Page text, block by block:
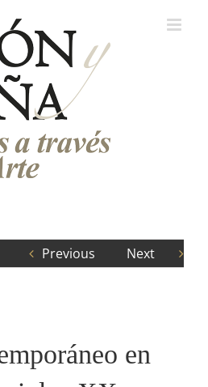
Previous Next
en